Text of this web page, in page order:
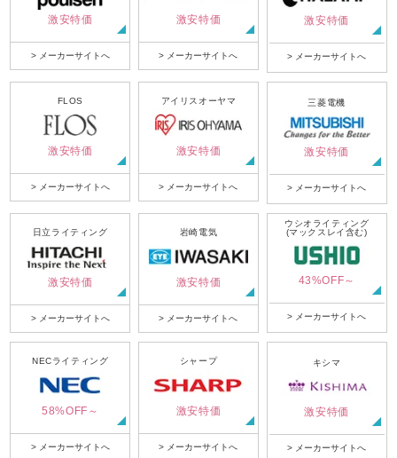
激安特価
> メーカーサイトへ
激安特価
> メーカーサイトへ
激安特価
> メーカーサイトへ
FLOS
激安特価
> メーカーサイトへ
アイリスオーヤマ
激安特価
> メーカーサイトへ
三菱電機
激安特価
> メーカーサイトへ
日立ライティング
激安特価
> メーカーサイトへ
岩崎電気
激安特価
> メーカーサイトへ
ウシオライティング
(マックスレイ含む)
43%OFF～
> メーカーサイトへ
NECライティング
58%OFF～
> メーカーサイトへ
シャープ
激安特価
> メーカーサイトへ
キシマ
激安特価
> メーカーサイトへ